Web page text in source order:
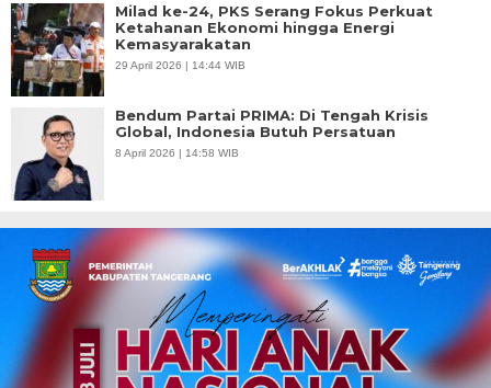
Milad ke-24, PKS Serang Fokus Perkuat
Ketahanan Ekonomi hingga Energi
Kemasyarakatan
29 April 2026 | 14:44 WIB
Bendum Partai PRIMA: Di Tengah Krisis
Global, Indonesia Butuh Persatuan
8 April 2026 | 14:58 WIB